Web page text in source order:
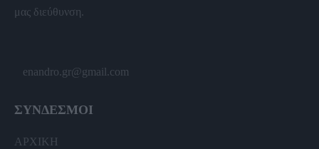
μας διεύθυνση.
enandro.gr@gmail.com
ΣΥΝΔΕΣΜΟΙ
ΑΡΧΙΚΗ